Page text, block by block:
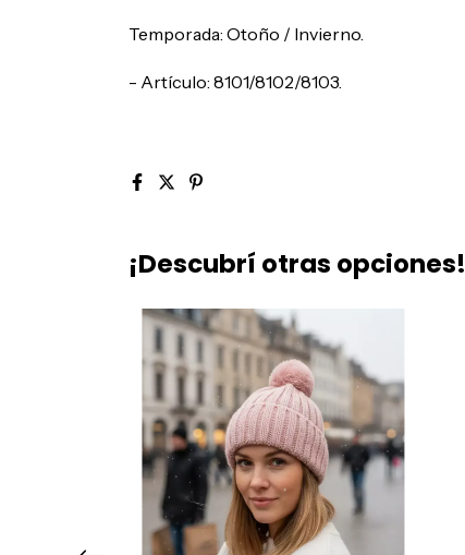
Temporada: Otoño / Invierno.
- Artículo: 8101/8102/8103.
¡Descubrí otras opciones!